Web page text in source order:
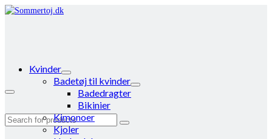
Search
Kvinder
Badetøj til kvinder
Badedragter
Bikinier
Kimonoer
Kjoler